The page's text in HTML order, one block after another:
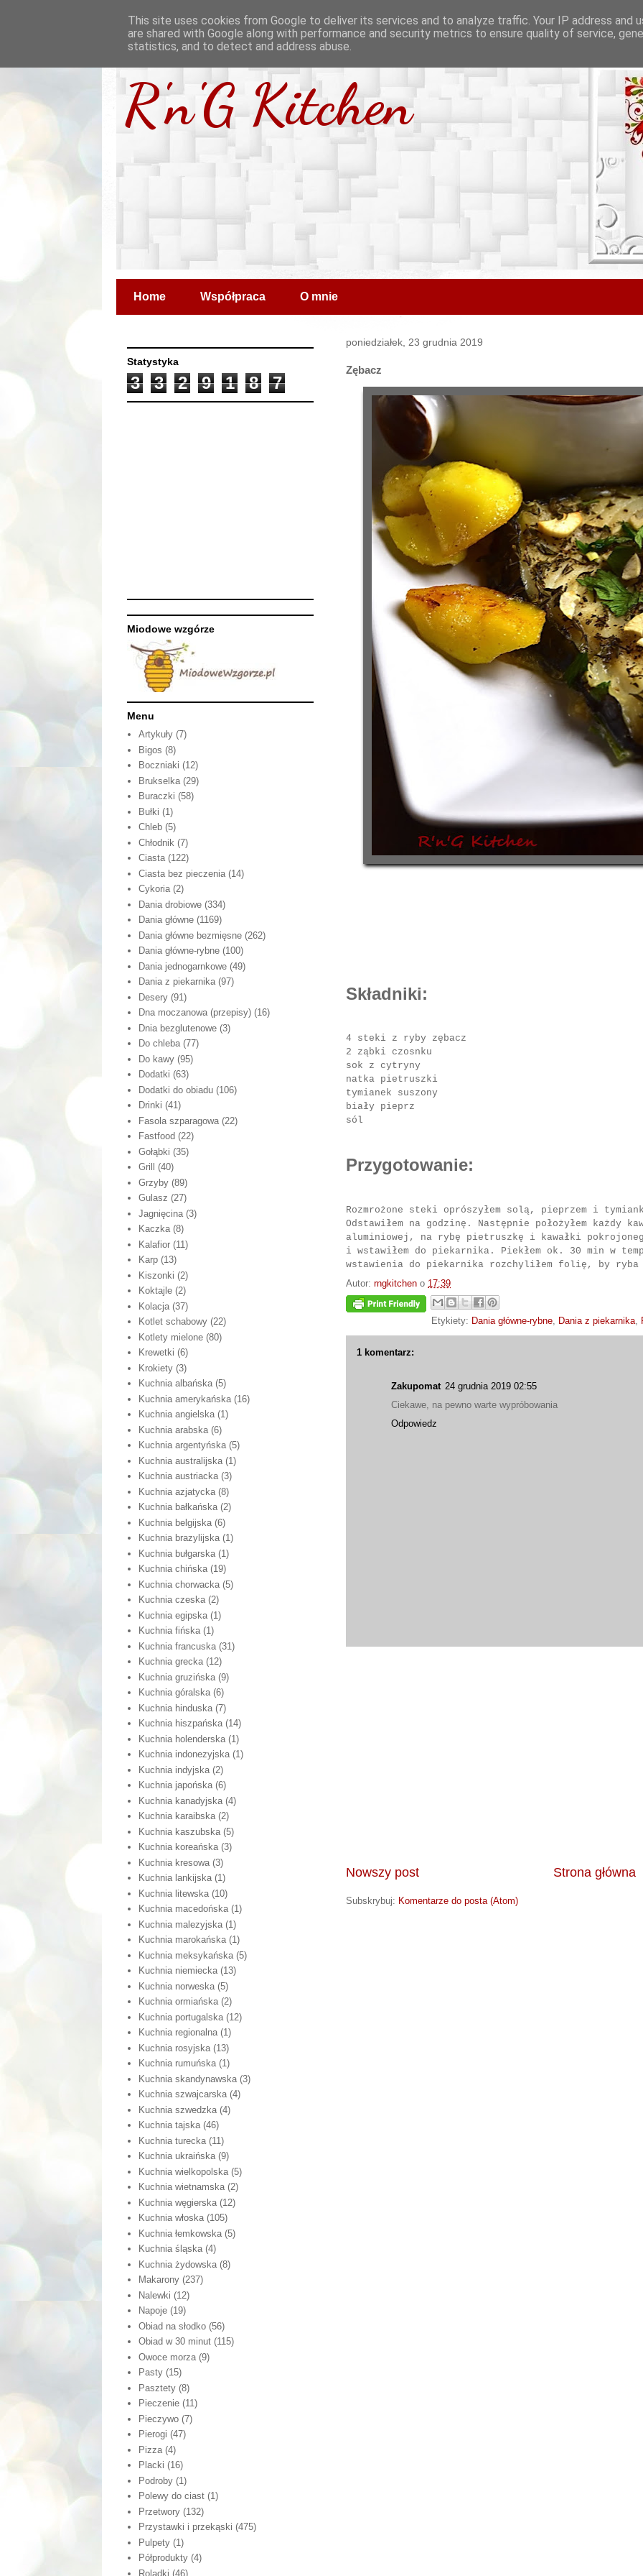
R'n'G Kitchen
Home Współpraca O mnie
poniedziałek, 23 grudnia 2019
Zębacz
Składniki:
4 steki z ryby zębacz
2 ząbki czosnku
sok z cytryny
natka pietruszki
tymianek suszony
biały pieprz
sól
Przygotowanie:
Rozmrożone steki oprószyłem solą, pieprzem i
Odstawiłem na godzinę. Następnie położyłem każdy
aluminiowej, na rybę pietruszkę i kawałki
i wstawiłem do piekarnika. Piekłem ok. 30 min w
wstawienia do piekarnika rozchyliłem folię, by
Autor: rngkitchen o 17:39
Etykiety: Dania główne-rybne, Dania z piekarnika,
1 komentarz:
Zakupomat 24 grudnia 2019 02:55
Ciekawe, na pewno warte wypróbowania
Odpowiedz
Nowszy post Strona główna
Subskrybuj: Komentarze do posta (Atom)
Statystyka
3 3 2 9 1 8 7
Miodowe wzgórze
Menu
Artykuły (7)
Bigos (8)
Boczniaki (12)
Brukselka (29)
Buraczki (58)
Bułki (1)
Chleb (5)
Chłodnik (7)
Ciasta (122)
Ciasta bez pieczenia (14)
Cykoria (2)
Dania drobiowe (334)
Dania główne (1169)
Dania główne bezmięsne (262)
Dania główne-rybne (100)
Dania jednogarnkowe (49)
Dania z piekarnika (97)
Desery (91)
Dna moczanowa (przepisy) (16)
Dnia bezglutenowe (3)
Do chleba (77)
Do kawy (95)
Dodatki (63)
Dodatki do obiadu (106)
Drinki (41)
Fasola szparagowa (22)
Fastfood (22)
Gołąbki (35)
Grill
(40)
Grzyby (89)
Gulasz (27)
Jagnięcina (3)
Kaczka (8)
Kalafior (11)
Karp (13)
Kiszonki (2)
Koktajle (2)
Kolacja (37)
Kotlet schabowy (22)
Kotlety mielone (80)
Krewetki (6)
Krokiety (3)
Kuchnia albańska (5)
Kuchnia amerykańska (16)
Kuchnia angielska (1)
Kuchnia arabska (6)
Kuchnia argentyńska (5)
Kuchnia australijska (1)
Kuchnia austriacka (3)
Kuchnia azjatycka (8)
Kuchnia bałkańska (2)
Kuchnia belgijska (6)
Kuchnia brazylijska (1)
Kuchnia bułgarska (1)
Kuchnia chińska (19)
Kuchnia chorwacka (5)
Kuchnia czeska (2)
Kuchnia egipska (1)
Kuchnia fińska (1)
Kuchnia francuska (31)
Kuchnia grecka (12)
Kuchnia gruzińska (9)
Kuchnia góralska (6)
Kuchnia hinduska (7)
Kuchnia hiszpańska (14)
Kuchnia holenderska (1)
Kuchnia indonezyjska (1)
Kuchnia indyjska (2)
Kuchnia japońska (6)
Kuchnia kanadyjska (4)
Kuchnia karaibska (2)
Kuchnia kaszubska (5)
Kuchnia koreańska (3)
Kuchnia kresowa (3)
Kuchnia lankijska (1)
Kuchnia litewska (10)
Kuchnia macedońska (1)
Kuchnia malezyjska (1)
Kuchnia marokańska (1)
Kuchnia meksykańska (5)
Kuchnia niemiecka (13)
Kuchnia norweska (5)
Kuchnia ormiańska (2)
Kuchnia portugalska (12)
Kuchnia regionalna (1)
Kuchnia rosyjska (13)
Kuchnia rumuńska (1)
Kuchnia skandynawska (3)
Kuchnia szwajcarska (4)
Kuchnia szwedzka (4)
Kuchnia tajska (46)
Kuchnia turecka (11)
Kuchnia ukraińska (9)
Kuchnia wielkopolska (5)
Kuchnia wietnamska (2)
Kuchnia węgierska (12)
Kuchnia włoska (105)
Kuchnia łemkowska (5)
Kuchnia śląska (4)
Kuchnia żydowska (8)
Makarony (237)
Nalewki (12)
Napoje (19)
Obiad na słodko (56)
Obiad w 30 minut (115)
Owoce morza (9)
Pasty (15)
Pasztety (8)
Pieczenie (11)
Pieczywo (7)
Pierogi (47)
Pizza (4)
Placki (16)
Podroby (1)
Polewy do ciast (1)
Przetwory (132)
Przystawki i przekąski (475)
Pulpety (1)
Półprodukty (4)
Roladki (46)
This site uses cookies from Google to deliver its services and to analyze traffic. Your IP address and
are shared with Google along with performance and security metrics to ensure quality of service,
statistics, and to detect and address abuse.